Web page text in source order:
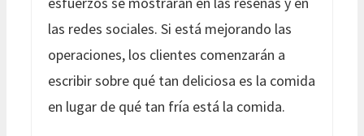
las redes sociales. Si está mejorando las
operaciones, los clientes comenzarán a
escribir sobre qué tan deliciosa es la comida
en lugar de qué tan fría está la comida.